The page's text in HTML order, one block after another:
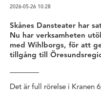
2026-05-26 10:28
Skånes Dansteater har
Nu har verksamheten
med Wihlborgs, för att
tillgång till
Det är full rörelse i Kranen